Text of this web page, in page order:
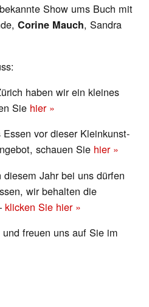
Show ums Buch mit
Corine Mauch, Sandra
haben wir ein kleines
Sie hier »
vor dieser Kleinkunst-
schauen Sie hier »
Jahr bei uns dürfen
wir behalten die
klicken Sie hier »
freuen uns auf Sie im